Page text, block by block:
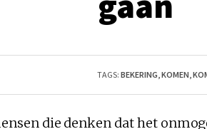
TAGS: BEKERING KOMEN
die denken dat het